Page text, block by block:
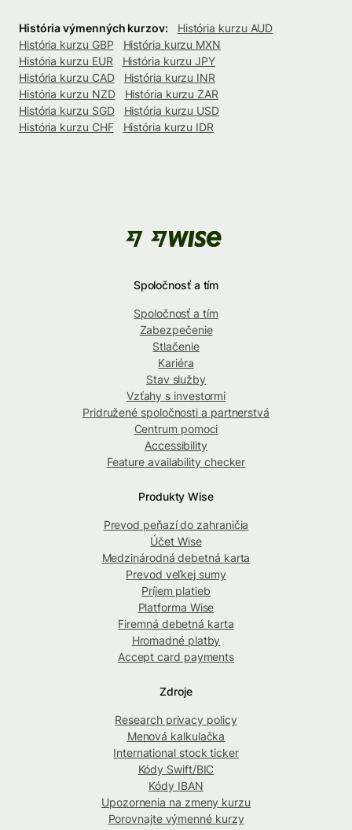
História výmenných kurzov:
História kurzu AUD
História kurzu GBP
História kurzu MXN
História kurzu EUR
História kurzu JPY
História kurzu CAD
História kurzu INR
História kurzu NZD
História kurzu ZAR
História kurzu SGD
História kurzu USD
História kurzu CHF
História kurzu IDR
Spoločnosť a tím
Spoločnosť a tím
Zabezpečenie
Stlačenie
Kariéra
Stav služby
Vzťahy s investormi
Pridružené spoločnosti a partnerstvá
Centrum pomoci
Accessibility
Feature availability checker
Produkty Wise
Prevod peňazí do zahraničia
Účet Wise
Medzinárodná debetná karta
Prevod veľkej sumy
Príjem platieb
Platforma Wise
Firemná debetná karta
Hromadné platby
Accept card payments
Zdroje
Research privacy policy
Menová kalkulačka
International stock ticker
Kódy Swift/BIC
Kódy IBAN
Upozornenia na zmeny kurzu
Porovnajte výmenné kurzy